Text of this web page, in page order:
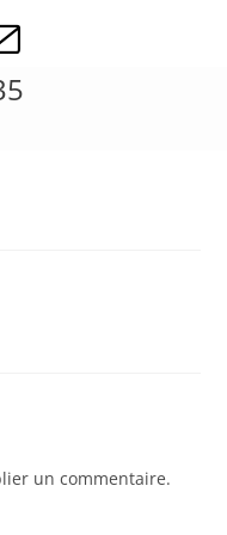
un commentaire.